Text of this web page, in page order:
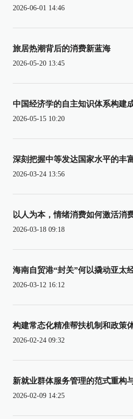
2026-06-01 14:46
旅居热潮背后的消费新蓝海
2026-05-20 13:45
中国经济学的自主知识体系构建
2026-05-15 10:20
深刻把握中等发达国家水平的丰
2026-03-24 13:56
以人为本，情绪消费如何激活消
2026-03-18 09:18
海南自贸港“封关”何以撬动亚太
2026-03-12 16:12
构建常态化精准帮扶机制和政策
2026-02-24 09:32
新就业群体服务管理的范式重构
2026-02-09 14:25